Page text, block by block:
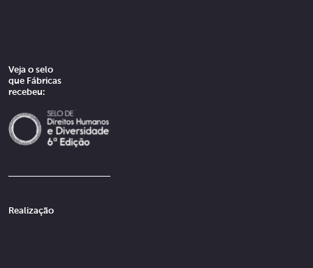
Veja o selo
que Fábricas
recebeu:
Realização